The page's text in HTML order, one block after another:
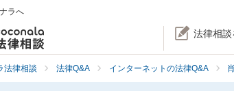
ラへ
法律相談
法律相談 法律Q&A インターネットの法律Q&A